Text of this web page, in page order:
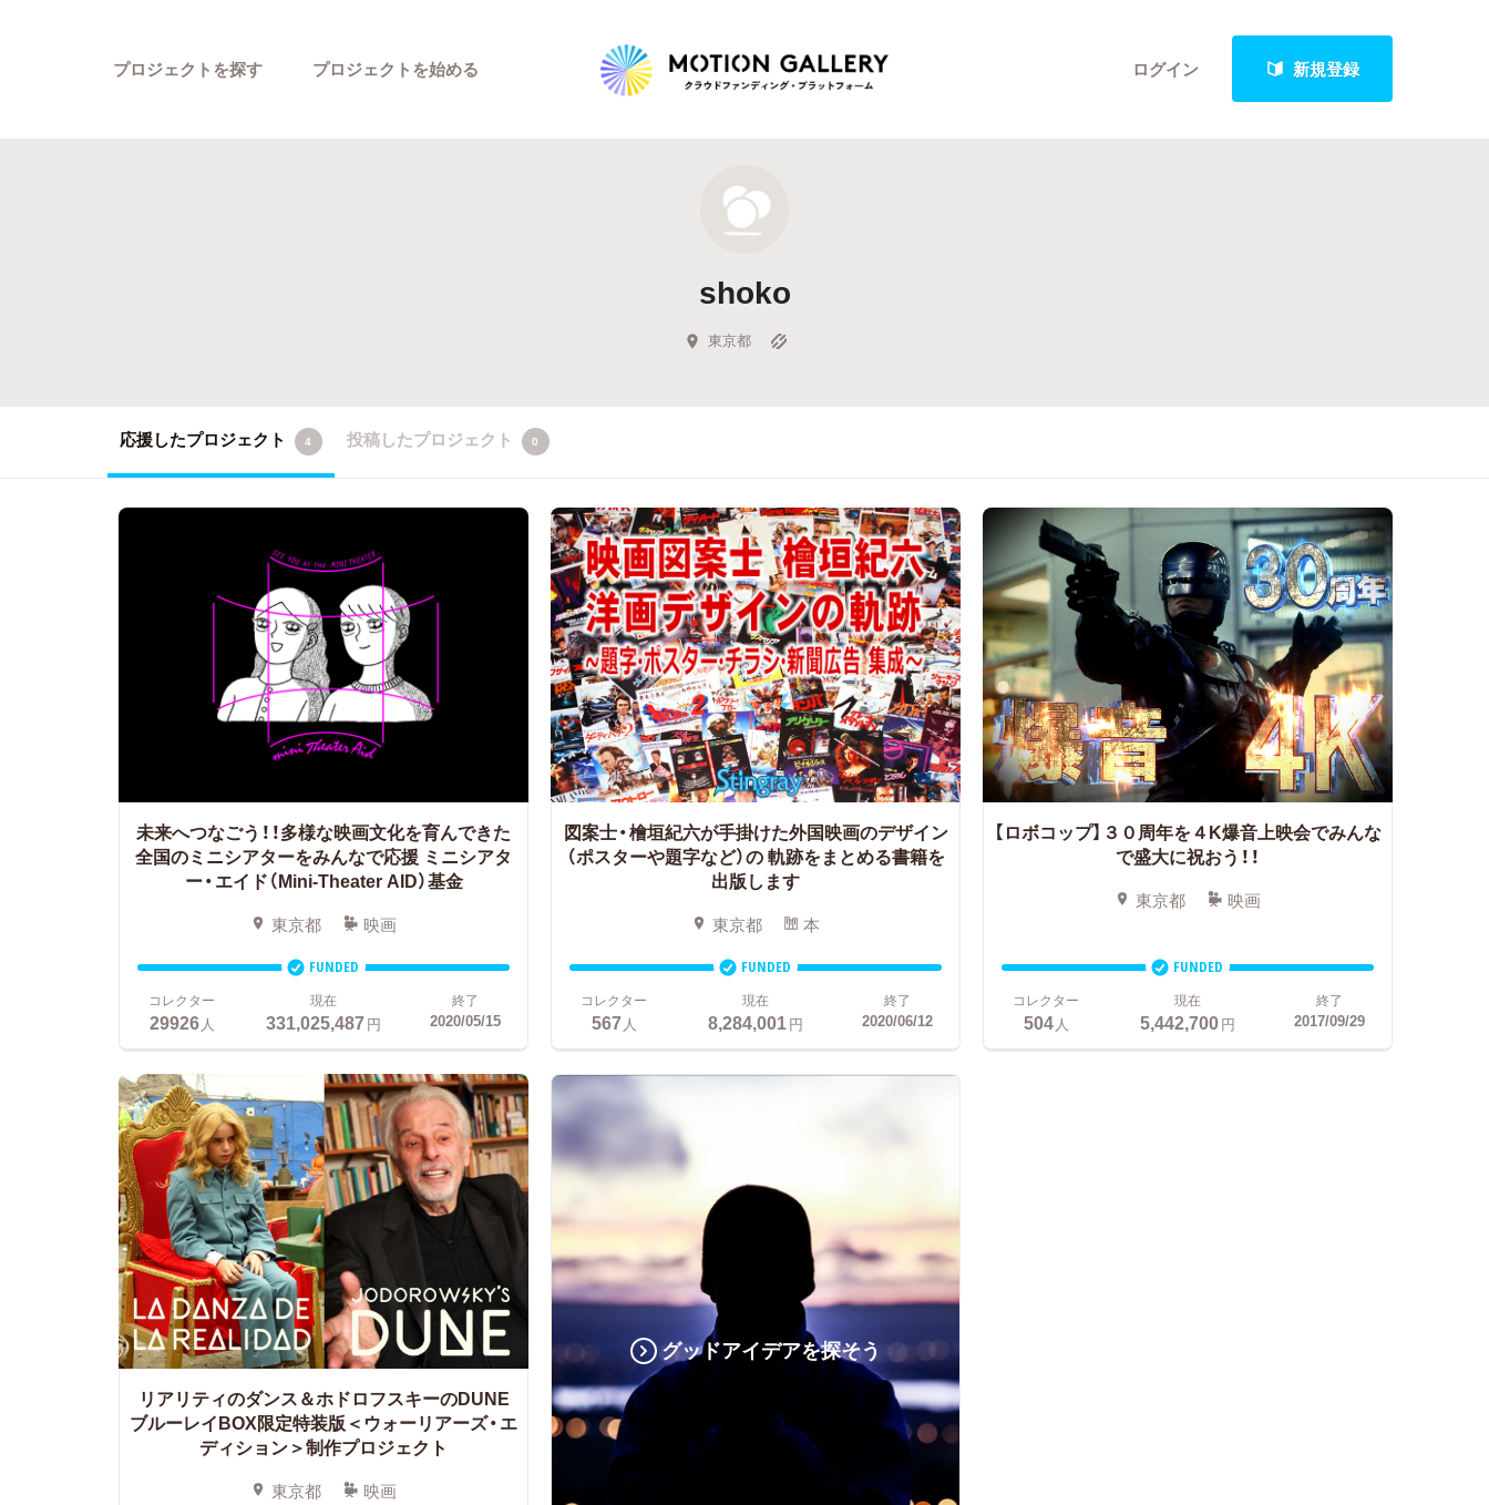
ログイン 新規登録
プロジェクトを探す
新着プロジェクト
Feature
キュレーターから探す
プロジェクトを始める
shoko
東京都
応援したプロジェクト 4 投稿したプロジェクト 0
未来へつなごう！！多様な映画文化を育んできた
全国のミニシアターをみんなで応援 ミニシアタ
ー・エイド（Mini-Theater AID）基金
東京都 映画
FUNDED
コレクター
29926人
現在
331,025,487円
終了
2020/05/15
図案士・檜垣紀六が手掛けた外国映画のデザイン
（ポスターや題字など）の軌跡をまとめる書籍を
出版します
東京都 本
FUNDED
コレクター
567人
現在
8,284,001円
終了
2020/06/12
【ロボコップ】 ３０周年を４K爆音上映会でみんな
で盛大に祝おう！！
東京都 映画
FUNDED
コレクター
504人
現在
5,442,700円
終了
2017/09/29
リアリティのダンス＆ホドロフスキーのDUNE
ブルーレイBOX限定特装版＜ウォーリアーズ・エ
ディション＞制作プロジェクト
東京都 映画
グッドアイデアを探そう